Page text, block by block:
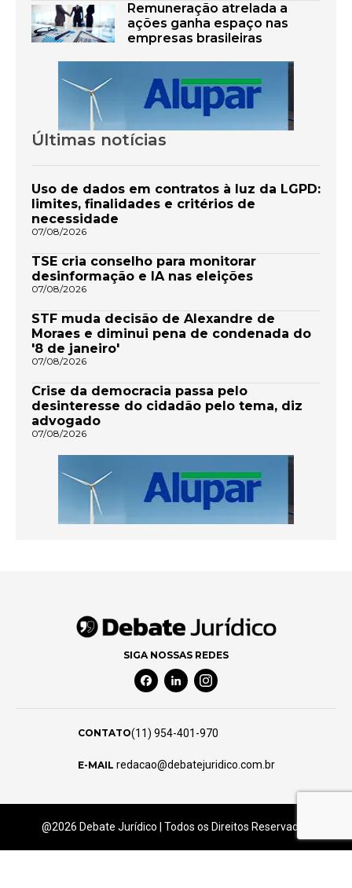
Remuneração atrelada a
ações ganha espaço nas
empresas brasileiras
Últimas notícias
Uso de dados em contratos à luz da LGPD:
limites, finalidades e critérios de
necessidade
07/08/2026
TSE cria conselho para monitorar
desinformação e IA nas eleições
07/08/2026
STF muda decisão de Alexandre de
Moraes e diminui pena de condenada do
'8 de janeiro'
07/08/2026
Crise da democracia passa pelo
desinteresse do cidadão pelo tema, diz
advogado
07/08/2026
SIGA NOSSAS REDES
Facebook Social Media
Linkedin Social Media
Instagram Social Media
CONTATO(11) 954-401-970
E-MAIL redacao@debatejuridico.com.br
@2026 Debate Jurídico | Todos os Direitos Reservados